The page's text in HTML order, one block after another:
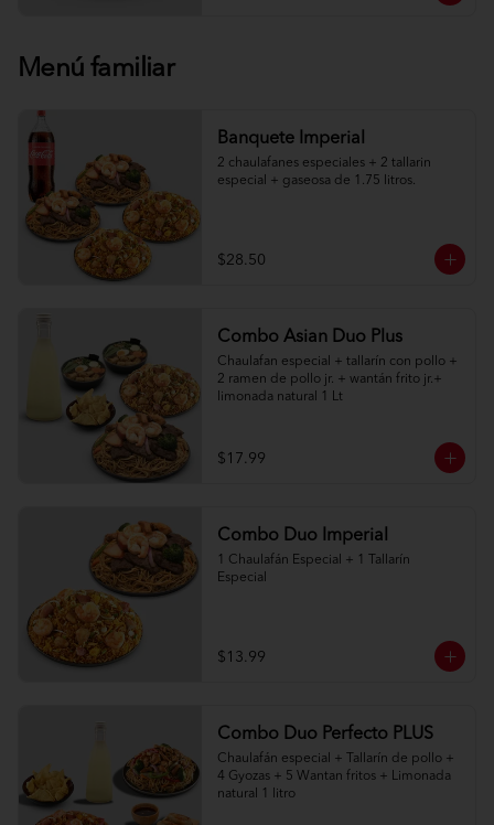
Menú familiar
Banquete Imperial
2 chaulafanes especiales + 2 tallarin
especial + gaseosa de 1.75 litros.
$28.50
Combo Asian Duo Plus
Chaulafan especial + tallarín con pollo +
2 ramen de pollo jr. + wantán frito jr.+
limonada natural 1 Lt
$17.99
Combo Duo Imperial
1 Chaulafán Especial + 1 Tallarín
Especial
$13.99
Combo Duo Perfecto PLUS
Chaulafán especial + Tallarín de pollo +
4 Gyozas + 5 Wantan fritos + Limonada
natural 1 litro